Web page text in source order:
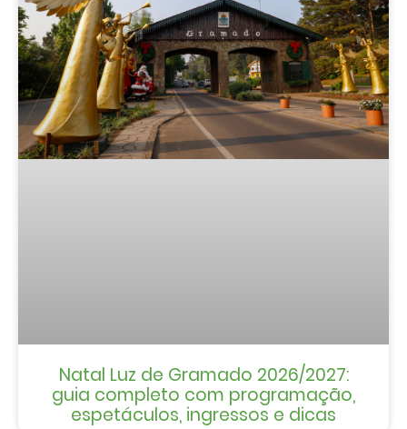
Natal Luz de Gramado 2026/2027:
guia completo com programação,
espetáculos, ingressos e dicas